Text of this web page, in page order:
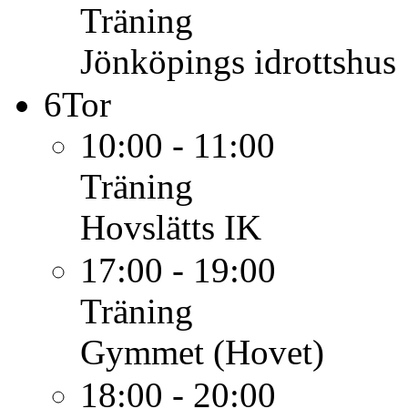
Träning
Jönköpings idrottshus
6Tor
10:00 - 11:00
Träning
Hovslätts IK
17:00 - 19:00
Träning
Gymmet (Hovet)
18:00 - 20:00